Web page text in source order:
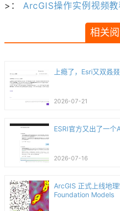
>： ArcGIS操作实例视频
相关
上瘾了，Esri又双叒
2026-07-21
ESRI官方又出了一
2026-07-16
ArcGIS 正式上线地
Foundation Models